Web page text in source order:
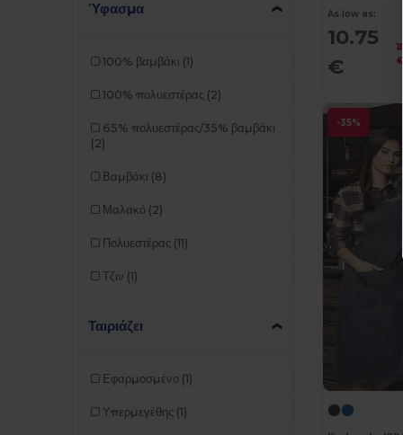
Ύφασμα
100% βαμβάκι (1)
100% πολυεστέρας (2)
65% πολυεστέρας/35% βαμβάκι
(2)
Βαμβάκι (8)
Μαλακό (2)
Πολυεστέρας (11)
Τζιν (1)
Ταιριάζει
Εφαρμοσμένο (1)
Υπερμεγέθης (1)
As low as:
10.75
€
€
-35%